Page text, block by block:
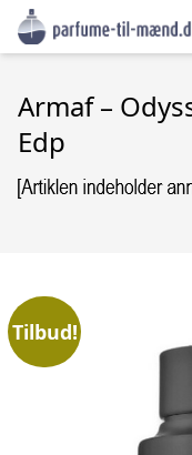
Armaf –
Edp
Tilbud!